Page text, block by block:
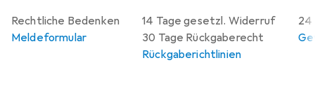
14 Tage gesetzl. Widerruf
30 Tage Rückgaberecht
Rückgaberichtlinien
24
Rechtliche Bedenken
Meldeformular